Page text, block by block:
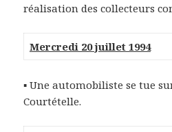
réalisation des collecteurs
Mercredi 20 juillet 1994
▪ Une automobiliste se tue
Courtételle.